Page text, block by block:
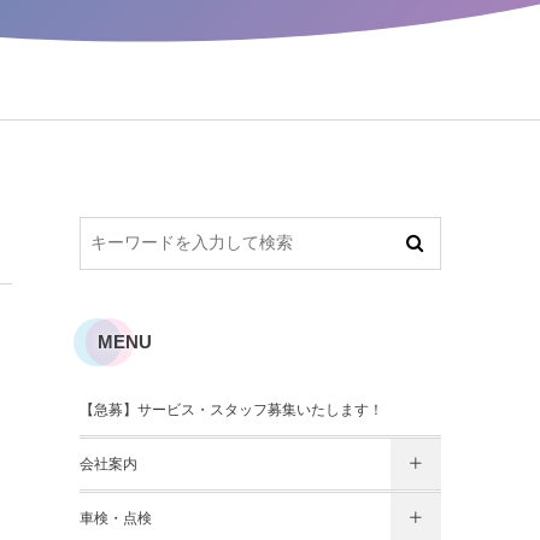
MENU
【急募】サービス・スタッフ募集いたします！
会社案内
車検・点検